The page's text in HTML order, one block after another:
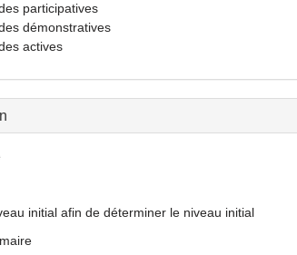
participatives
démonstratives
actives
initial afin de déterminer le niveau initial